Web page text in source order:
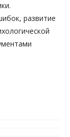
развитие